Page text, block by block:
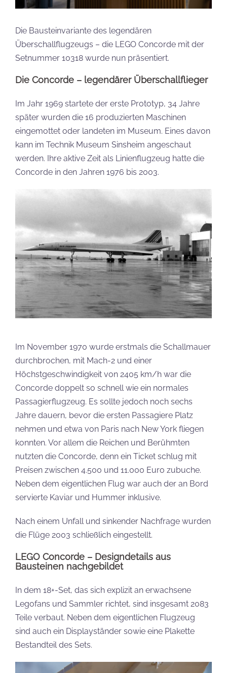
Die Bausteinvariante des legendären
Überschallflugzeugs – die LEGO Concorde mit der
Setnummer 10318 wurde nun präsentiert.
Die Concorde – legendärer Überschallflieger
Im Jahr 1969 startete der erste Prototyp, 34 Jahre
später wurden die 16 produzierten Maschinen
eingemottet oder landeten im Museum. Eines davon
kann im Technik Museum Sinsheim angeschaut
werden. Ihre aktive Zeit als Linienflugzeug hatte die
Concorde in den Jahren 1976 bis 2003.
Im November 1970 wurde erstmals die Schallmauer
durchbrochen, mit Mach-2 und einer
Höchstgeschwindigkeit von 2405 km/h war die
Concorde doppelt so schnell wie ein normales
Passagierflugzeug. Es sollte jedoch noch sechs
Jahre dauern, bevor die ersten Passagiere Platz
nehmen und etwa von Paris nach New York fliegen
konnten. Vor allem die Reichen und Berühmten
nutzten die Concorde, denn ein Ticket schlug mit
Preisen zwischen 4.500 und 11.000 Euro zubuche.
Neben dem eigentlichen Flug war auch der an Bord
servierte Kaviar und Hummer inklusive.
Nach einem Unfall und sinkender Nachfrage wurden
die Flüge 2003 schließlich eingestellt.
LEGO Concorde – Designdetails aus
Bausteinen nachgebildet
In dem 18+-Set, das sich explizit an erwachsene
Legofans und Sammler richtet, sind insgesamt 2083
Teile verbaut. Neben dem eigentlichen Flugzeug
sind auch ein Displayständer sowie eine Plakette
Bestandteil des Sets.